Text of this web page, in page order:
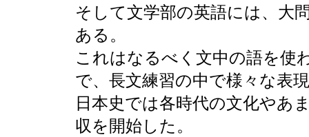
そして文学部の英語には、大
ある。
これはなるべく文中の語を使
で、長文練習の中で様々な表
日本史では各時代の文化やあ
収を開始した。